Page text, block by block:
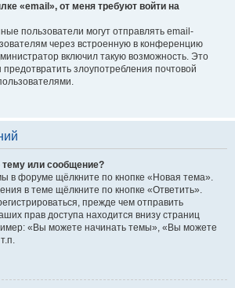
«email», от меня требуют войти на
пользователи могут отправлять email-
через встроенную в конференцию
включил такую возможность. Это
злоупотребления почтовой
тему или сообщение?
в форуме щёлкните по кнопке «Новая тема».
в теме щёлкните по кнопке «Ответить».
прежде чем отправить
прав доступа находится внизу страниц
«Вы можете начинать темы», «Вы можете